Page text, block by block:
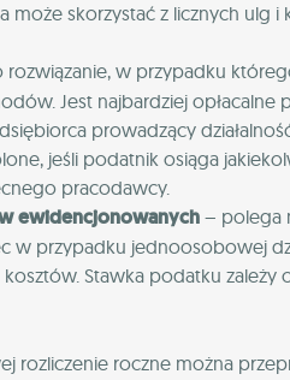
skorzystać z licznych ulg
rozwiązanie, w przypadku
Jest najbardziej opłacalne
prowadzący
jeśli podatnik osiąga
pracodawcy.
ewidencjonowanych – polega
w przypadku jednoosobowej
Stawka podatku zależy
rozliczenie roczne można